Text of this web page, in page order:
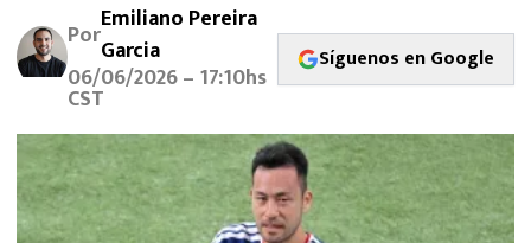
FUTBOL INTERNACIONAL
MEXICANOS EN EL EXTRANJERO
FUTBOL ESTUFA
FÓRMULA 1
PorEmiliano Pereira
Garcia
06/06/2026 – 17:10hs
CST
Síguenos en Google